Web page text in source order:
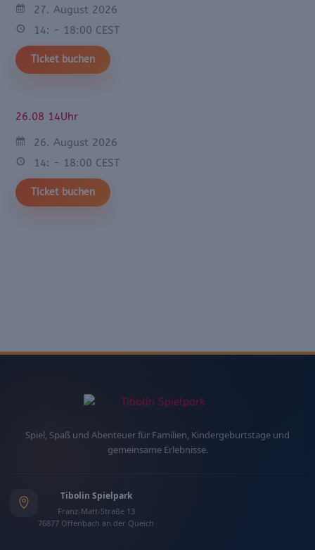
27. August 2026
14: - 18:00 CEST
Ticket buchen
26.08 14Uhr
26. August 2026
14: - 18:00 CEST
Ticket buchen
Spiel, Spaß und Abenteuer für Familien, Kindergeburtstage und
gemeinsame Erlebnisse.
Tibolin Spielpark
Franz-Matt-Straße 13
76877 Offenbach an der Queich